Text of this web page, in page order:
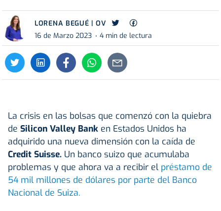
LORENA BEGUÉ | OV
16 de Marzo 2023
4 min de lectura
La crisis en las bolsas que comenzó con la quiebra
de Silicon Valley Bank en Estados Unidos ha
adquirido una nueva dimensión con la caída de
Credit Suisse. Un banco suizo que acumulaba
problemas y que ahora va a recibir el préstamo de
54 mil millones de dólares por parte del Banco
Nacional de Suiza.